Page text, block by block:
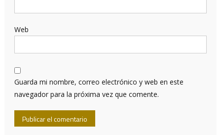
Web
Guarda mi nombre, correo electrónico y web en este
navegador para la próxima vez que comente.